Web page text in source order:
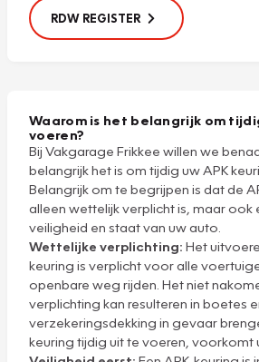
RDW REGISTER
Waarom is het belangrijk om
voeren?
Bij Vakgarage Frikkee willen we
belangrijk het is om tijdig uw APK
Belangrijk om te begrijpen is dat de
alleen wettelijk verplicht is, maar ook
veiligheid en staat van uw auto.
Wettelijke verplichting: Het
keuring is verplicht voor alle
openbare weg rijden. Het niet
verplichting kan resulteren in boetes
verzekeringsdekking in gevaar
keuring tijdig uit te voeren, voorkomt